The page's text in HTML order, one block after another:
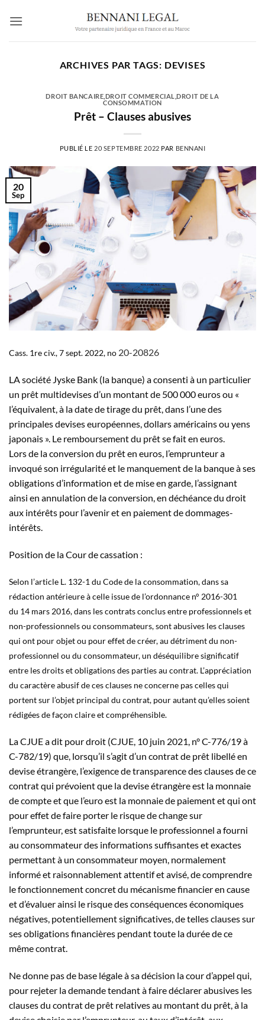
ARCHIVES PAR TAGS: DEVISES
DROIT BANCAIRE DROIT COMMERCIAL ,DROIT DE LA
CONSOMMATION
Prêt – Clauses abusives
PUBLIÉ LE 20 SEPTEMBRE 2022 PAR BENNANI
20
Sep
Cass. 1reciv., 7 sept. 2022, no 20-20826
LA société Jyske Bank (la banque) a consenti à un particulier
un prêt multidevises d’un montant de 500 000 euros ou «
l’équivalent, à la date de tirage du prêt, dans l’une des
principales devises européennes, dollars américains ou yens
japonais ». Le remboursement du prêt se fait en euros.
Lors de la conversion du prêt en euros, l’emprunteur a
invoqué son irrégularité et le manquement de la banque à ses
obligations d’information et de mise en garde, l’assignant
ainsi en annulation de la conversion, en déchéance du droit
aux intérêts pour l’avenir et en paiement de dommages-
intérêts.
Position de la Cour de cassation :
Selon l’article L. 132-1 du Code de la consommation, dans sa
rédaction antérieure à celle issue de l’ordonnance n° 2016-301
du 14 mars 2016, dans les contrats conclus entre professionnels et
non-professionnels ou consommateurs, sont abusives les clauses
qui ont pour objet ou pour effet de créer, au détriment du non-
professionnel ou du consommateur, un déséquilibre significatif
entre les droits et obligations des parties au contrat. L’appréciation
du caractère abusif de ces clauses ne concerne pas celles qui
portent sur l’objet principal du contrat, pour autant qu’elles soient
rédigées de façon claire et compréhensible.
La CJUE a dit pour droit (CJUE, 10 juin 2021, n° C-776/19 à
C-782/19) que, lorsqu’il s’agit d’un contrat de prêt libellé en
devise étrangère, l’exigence de transparence des clauses de ce
contrat qui prévoient que la devise étrangère est la monnaie
de compte et que l’euro est la monnaie de paiement et qui ont
pour effet de faire porter le risque de change sur
l’emprunteur, est satisfaite lorsque le professionnel a fourni
au consommateur des informations suffisantes et exactes
permettant à un consommateur moyen, normalement
informé et raisonnablement attentif et avisé, de comprendre
le fonctionnement concret du mécanisme financier en cause
et d’évaluer ainsi le risque des conséquences économiques
négatives, potentiellement significatives, de telles clauses sur
ses obligations financières pendant toute la durée de ce
même contrat.
Ne donne pas de base légale à sa décision la cour d’appel qui,
pour rejeter la demande tendant à faire déclarer abusives les
clauses du contrat de prêt relatives au montant du prêt, à la